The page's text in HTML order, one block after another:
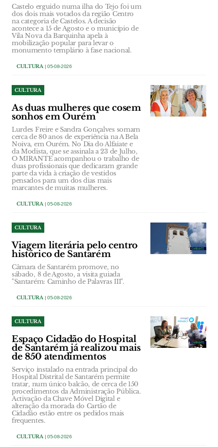
Castelo erguido numa ilha do Tejo foi um
dos dois mais votados da região Centro
na categoria de Castelos. A decisão
acontece a 15 de Agosto e o município de
Vila Nova da Barquinha apela à
mobilização popular para levar o
monumento templário à fase nacional.
CULTURA| 05-08-2026
CULTURA
As duas mulheres que cosem
sonhos em Ourém
Lurdes Freire e Sandra Gonçalves somam
cerca de 80 anos de experiência na A Bela
Noiva, em Ourém. No Dia do Alfaiate e
da Modista, que se assinala a 23 de Julho,
O MIRANTE acompanhou o trabalho de
duas profissionais que dedicaram grande
parte da vida à criação de vestidos
pensados para um dos dias mais
marcantes de muitas mulheres.
CULTURA| 05-08-2026
CULTURA
Viagem literária pelo centro
histórico de Santarém
Câmara de Santarém promove, no
sábado, 8 de Agosto, a visita guiada
"Santarém: Caminho de Palavras III".
CULTURA| 05-08-2026
CULTURA
Espaço Cidadão do Hospital
de Santarém já realizou mais
de 850 atendimentos
Serviço instalado na entrada principal do
Hospital Distrital de Santarém permite
tratar, num único balcão, de cerca de 150
procedimentos da Administração Pública.
Activação da Chave Móvel Digital e
alteração da morada do Cartão de
Cidadão estão entre os pedidos mais
frequentes.
CULTURA| 05-08-2026